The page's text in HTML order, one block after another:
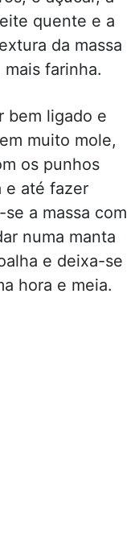
quente e a
da massa
farinha.
bem ligado e
muito mole,
os punhos
e até fazer
a massa com
numa manta
e deixa-se
hora e meia.